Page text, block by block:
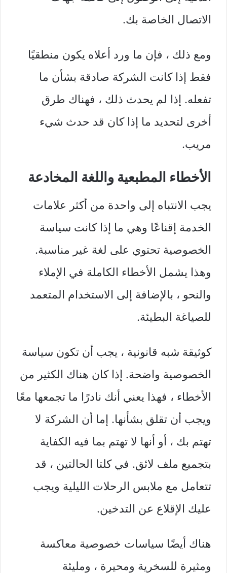
الاتصال الخاصة بك.
ومع ذلك ، فإن ما ورد أعلاه يكون منطقيًا
فقط إذا كانت الشركة صادقة بشأن ما
تفعله. إذا لم يحدث ذلك ، فهناك طرق
أخرى لتحديد ما إذا كان قد حدث شيء
مريب.
الأخطاء المطبعية واللغة المخادعة
يجب الانتباه إلى واحدة من أكثر علامات
الخدمة إقناعًا وهي ما إذا كانت سياسة
الخصوصية تحتوي على لغة غير مناسبة.
وهذا يشمل الأخطاء الكاملة في الإملاء
والنحو ، بالإضافة إلى الاستخدام المتعمد
للصياغة البطيئة.
كوثيقة شبه قانونية ، يجب أن تكون سياسة
الخصوصية واضحة. إذا كان هناك الكثير من
الأخطاء ، فهذا يعني أنك نادرًا ما تجمعها معًا
ويجب أن تقلق بشأنها. إما أن الشركة لا
تهتم بك ، أو أنها لا تهتم بما فيه الكفاية
بتجميع ملف لائق. في كلتا الحالتين ، قد
تتعامل مع ملابس الرحلات الليلية ويجب
عليك الإقلاع عن التدخين.
هناك أيضًا سياسات خصوصية معاكسة
ومثيرة للسخرية ومحيرة ، ومليئة